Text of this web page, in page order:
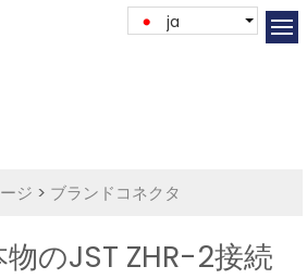
ja
ジ > ブランドコネクタ
のJST ZHR-2接続